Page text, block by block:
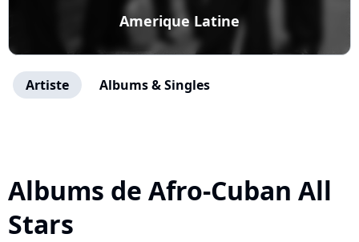
Amerique Latine
Artiste Albums & Singles
Albums de Afro-Cuban All
Stars